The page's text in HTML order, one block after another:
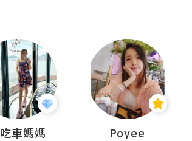
車媽媽 Poyee